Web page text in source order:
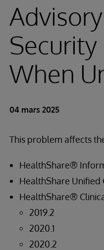
When
04 mars 2025
This problem affects
HealthShare®
HealthShare Unified
HealthShare®
2019.2
2020.1
2020.2